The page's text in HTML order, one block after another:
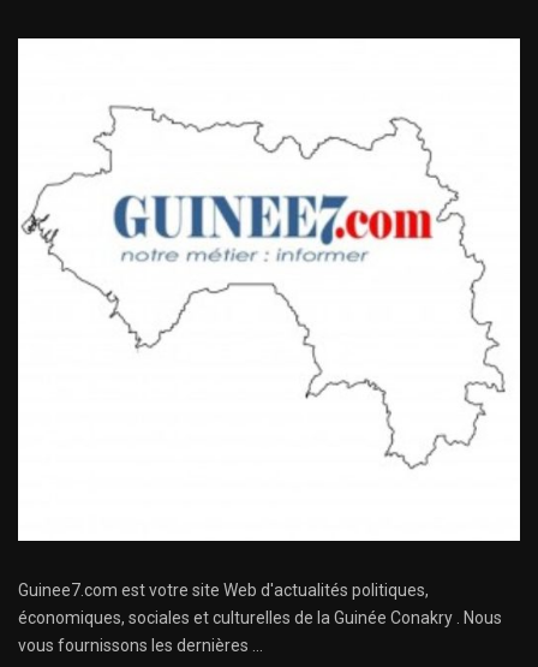
Guinee7.com est votre site Web d'actualités politiques,
économiques, sociales et culturelles de la Guinée Conakry . Nous
vous fournissons les dernières ...